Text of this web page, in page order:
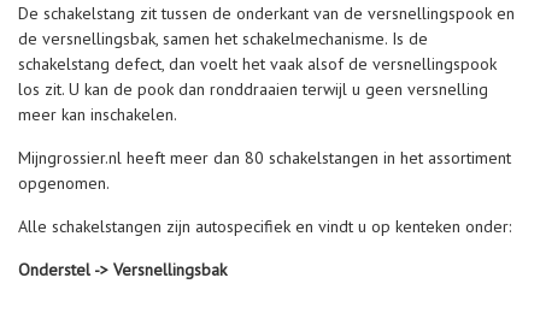
De schakelstang zit tussen de onderkant van de versnellingspook en
de versnellingsbak, samen het schakelmechanisme. Is de
schakelstang defect, dan voelt het vaak alsof de versnellingspook
los zit. U kan de pook dan ronddraaien terwijl u geen versnelling
meer kan inschakelen.
Mijngrossier.nl heeft meer dan 80 schakelstangen in het assortiment
opgenomen.
Alle schakelstangen zijn autospecifiek en vindt u op kenteken onder:
Onderstel -> Versnellingsbak